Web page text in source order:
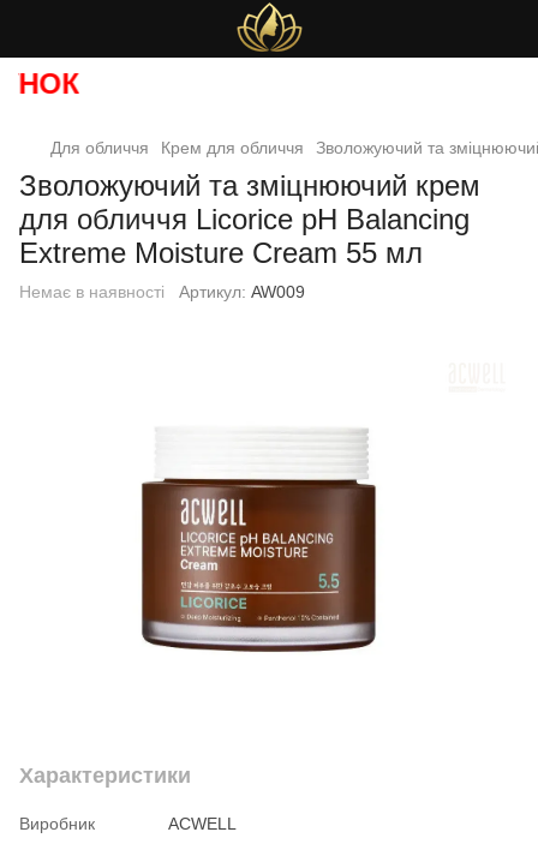
Для обличчя Крем для обличчя Зволожуючий та
Зволожуючий та зміцнюючий крем
для обличчя Licorice pH Balancing
Extreme Moisture Cream 55 мл
Немає в наявності Артикул: AW009
Характеристики
Виробник
ACWELL